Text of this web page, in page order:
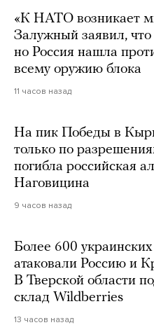
«К НАТО возникает
Залужный заявил, что
но Россия нашла
всему оружию блока
11 часов назад
На пик Победы в
только по
погибла российская
Наговицина
9 часов назад
Более 600
атаковали Россию и
В Тверской области
склад Wildberries
13 часов назад